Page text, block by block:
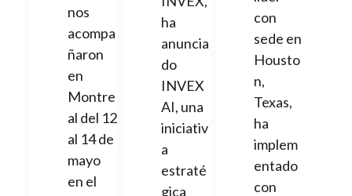
nos
acompa
ñaron
en
Montre
al del 12
al 14 de
mayo
en el
ha
anuncia
do
INVEX
AI, una
iniciativ
a
estraté
gica
con
sede en
Housto
n,
Texas,
ha
implem
entado
con